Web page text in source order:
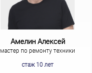
Амелин Алексей
мастер по ремонту техники
стаж 10 лет